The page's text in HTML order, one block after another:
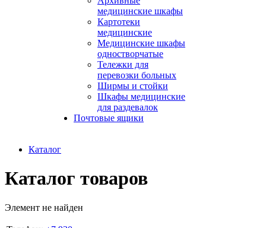
медицинские шкафы
Картотеки
медицинские
Медицинские шкафы
одностворчатые
Тележки для
перевозки больных
Ширмы и стойки
Шкафы медицинские
для раздевалок
Почтовые ящики
Каталог
Каталог товаров
Элемент не найден